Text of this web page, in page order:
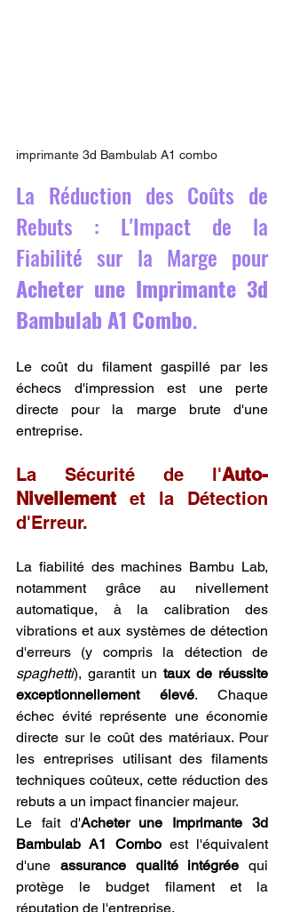
imprimante 3d Bambulab A1 combo
La Réduction des Coûts de
Rebuts : L'Impact de la
Acheter une Imprimante 3d
Bambulab A1 Combo.
Le coût du filament gaspillé par les
échecs d'impression est une perte
directe pour la marge brute d'une
entreprise.
La Sécurité de l'Auto-
Nivellement et la Détection
d'Erreur.
La fiabilité des machines Bambu Lab,
notamment grâce au nivellement
automatique, à la calibration des
vibrations et aux systèmes de détection
spaghetti), garantit un taux de réussite
exceptionnellement élevé. Chaque
échec évité représente une économie
directe sur le coût des matériaux. Pour
les entreprises utilisant des filaments
techniques coûteux, cette réduction des
rebuts a un impact financier majeur.
Le fait d'Acheter une Imprimante 3d
Bambulab A1 Combo est l'équivalent
d'une assurance qualité intégrée qui
protège le budget filament et la
réputation de l'entreprise.